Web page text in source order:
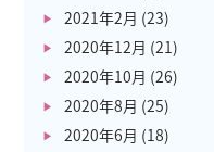
2021年2月 (23)
2020年12月 (21)
2020年10月 (26)
2020年8月 (25)
2020年6月 (18)